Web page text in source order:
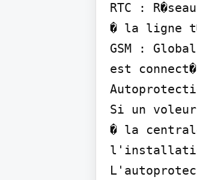
RTC :
� la ligne
GSM :
est
Si un
� la